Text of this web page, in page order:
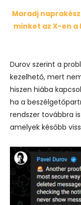
Maradj
minket az X-en
Durov szerint a
kezelhető, mert
hiszen hiába
ha a
rendszer továbbra
amelyek később